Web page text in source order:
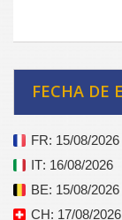
FECHA DE
FR: 15/08/2026
IT: 16/08/2026
BE: 15/08/2026
CH: 17/08/2026